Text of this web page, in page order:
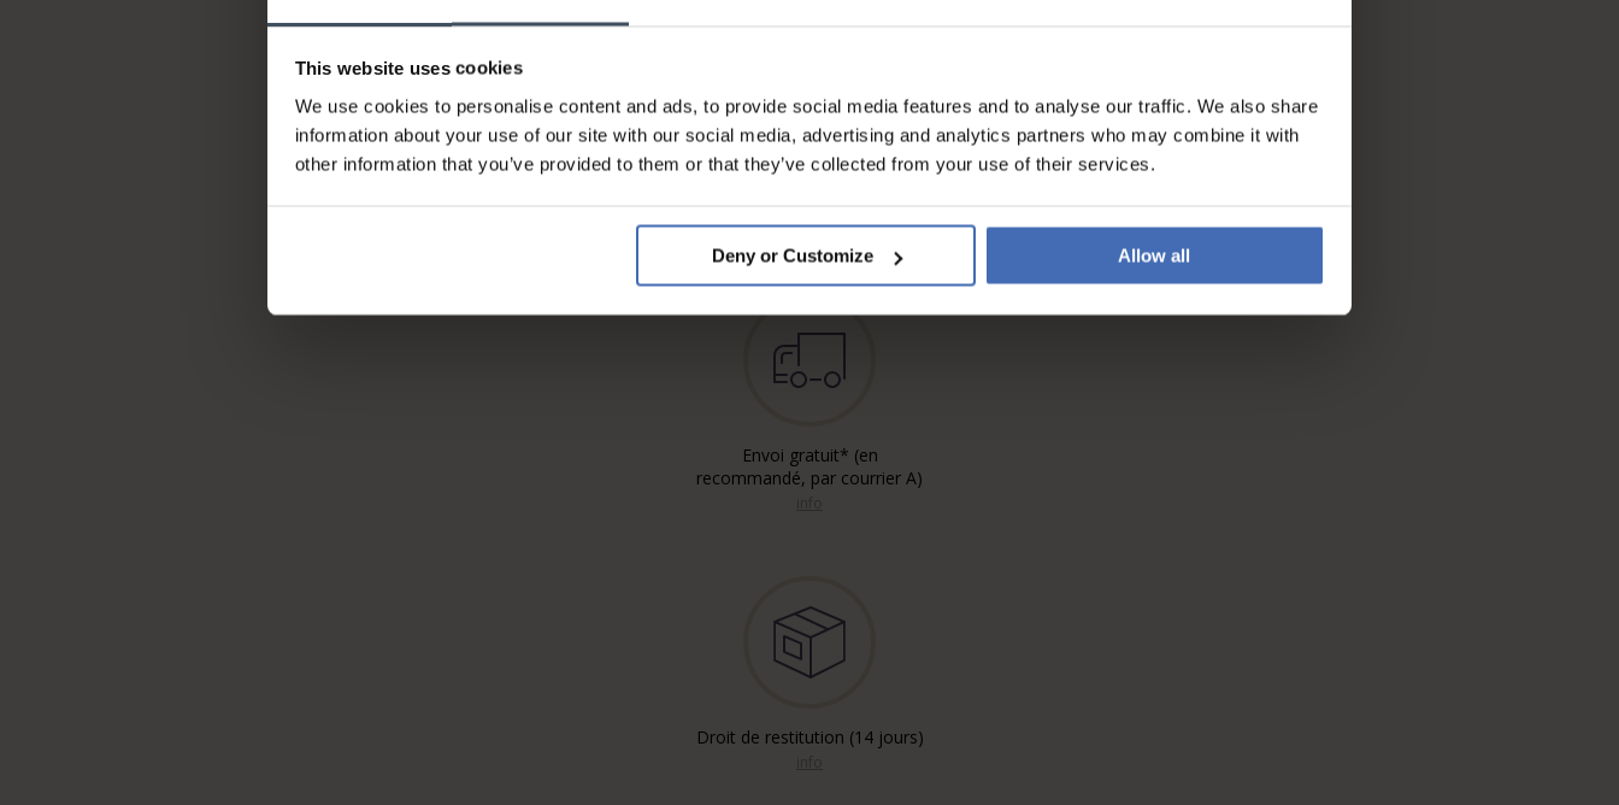
This website uses cookies
We use cookies to personalise content and ads, to provide social media features and to analyse our traffic. We also share
information about your use of our site with our social media, advertising and analytics partners who may combine it with
other information that you’ve provided to them or that they’ve collected from your use of their services.
Deny or Customize Allow all
Sur facture et paiement
échelonné (jusqu’à CHF
info
Envoi gratuit* (en
recommandé, par courrier A)
Droit de restitution (14 jours)